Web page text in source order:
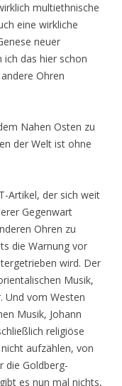
multiethnische
eine wirkliche
neuer
ich das hier schon
Ohren
Nahen Osten zu
der Welt ist ohne
Artikel, der sich weit
Gegenwart
Ohren zu
die Warnung vor
wird. Der
Musik,
Und vom Westen
Musik, Johann
religiöse
aufzählen, von
die Goldberg-
es nun mal nichts,